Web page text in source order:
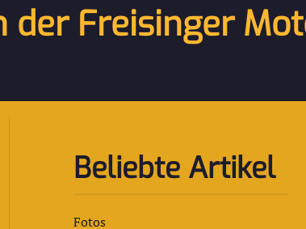
der Freisinger
Beliebte Artikel
Fotos